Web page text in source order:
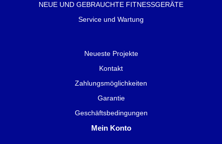
NEUE UND GEBRAUCHTE FITNESSGERÄTE
Service und Wartung
Neueste Projekte
Kontakt
Zahlungsmöglichkeiten
Garantie
Geschäftsbedingungen
Mein Konto